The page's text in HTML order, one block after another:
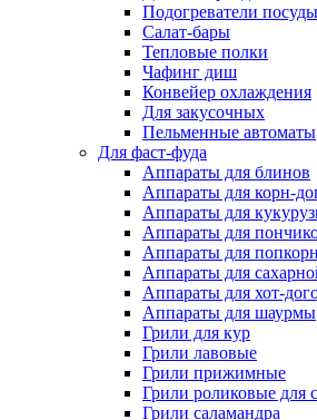
Подогреватели посуды
Салат-бары
Тепловые полки
Чафинг диш
Конвейер охлаждения
Для закусочных
Пельменные автоматы
Для фаст-фуда
Аппараты для блинов
Аппараты для корн-
Аппараты для
Аппараты для
Аппараты для
Аппараты для
Аппараты для хот-
Аппараты для шаурмы
Грили для кур
Грили лавовые
Грили прижимные
Грили роликовые для
Грили саламандра